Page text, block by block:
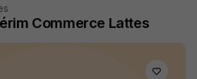
Commerce Lattes